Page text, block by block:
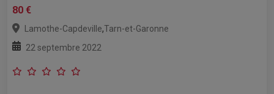
80 €
Lamothe-Capdeville,Tarn-et-Garonne
22 septembre 2022